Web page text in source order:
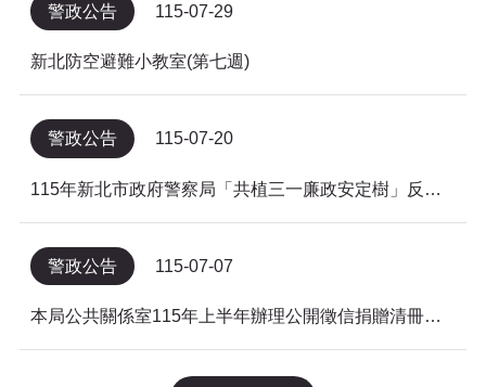
警政公告 115-07-29
新北防空避難小教室(第七週)
警政公告 115-07-20
115年新北市政府警察局「共植三一廉政安定樹」反貪倡廉有獎徵答得獎名單公告
警政公告 115-07-07
本局公共關係室115年上半年辦理公開徵信捐贈清冊及明細表，依公益勸募條例公告。